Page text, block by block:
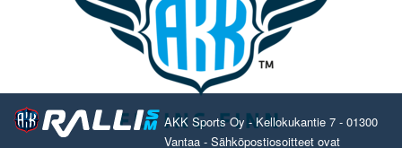
AKK Sports Oy - Kellokukantie 7 - 01300
Vantaa - Sähköpostiosoitteet ovat